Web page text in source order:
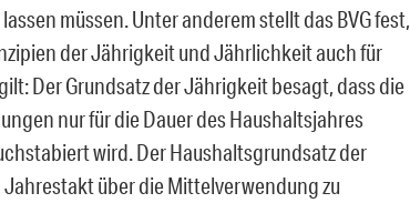
müssen. Unter anderem stellt das BVG fest,
der Jährigkeit und Jährlichkeit auch für
Der Grundsatz der Jährigkeit besagt, dass die
nur für die Dauer des Haushaltsjahres
wird.Der Haushaltsgrundsatz der
über die Mittelverwendung zu